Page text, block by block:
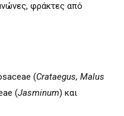
φράκτες από
(Crataegus, Malus
(Jasminum) και